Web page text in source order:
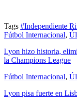
Tags #Independiente
Fútbol Internacional,
Lyon hizo historia,
la Champions League
Fútbol Internacional,
Lyon pisa fuerte en